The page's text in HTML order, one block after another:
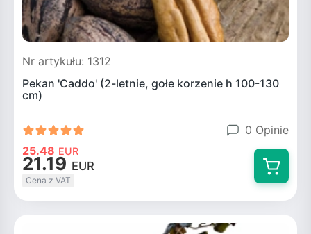
Nr artykułu: 1312
Pekan 'Caddo' (2-letnie, gołe korzenie h 100-130
cm)
0 Opinie
25.48 EUR
21.19 EUR
Cena z VAT